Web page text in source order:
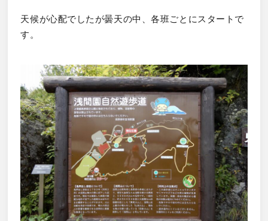
天候が心配でしたが曇天の中、各班ごとにスタートで
す。